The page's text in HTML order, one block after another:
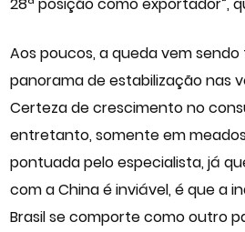
Aos poucos, a queda vem
panorama de estabilização nas
Certeza de crescimento no
entretanto, somente em
pontuada pelo especialista, já
com a China é inviável, é que a
Brasil se comporte como outro